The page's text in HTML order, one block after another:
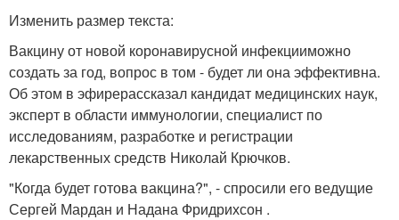
Изменить размер текста:
Вакцину от новой коронавирусной инфекцииможно
создать за год, вопрос в том - будет ли она эффективна.
Об этом в эфирерассказал кандидат медицинских наук,
эксперт в области иммунологии, специалист по
исследованиям, разработке и регистрации
лекарственных средств Николай Крючков.
"Когда будет готова вакцина?", - спросили его ведущие
Сергей Мардан и Надана Фридрихсон .